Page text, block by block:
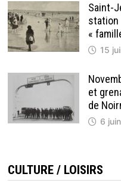
Saint-
station
«
15
et
de
6
CULTURE / LOISIRS